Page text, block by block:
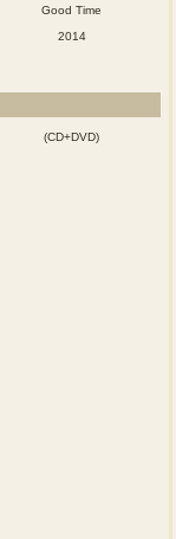
Good Time
2014
(CD+DVD)